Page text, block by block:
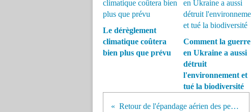
Le dérèglement
climatique coûtera
bien plus que prévu
Comment la guerre
en Ukraine a aussi
détruit
l'environnement et
tué la biodiversité
Retour de l'épandage aérien des pesticides